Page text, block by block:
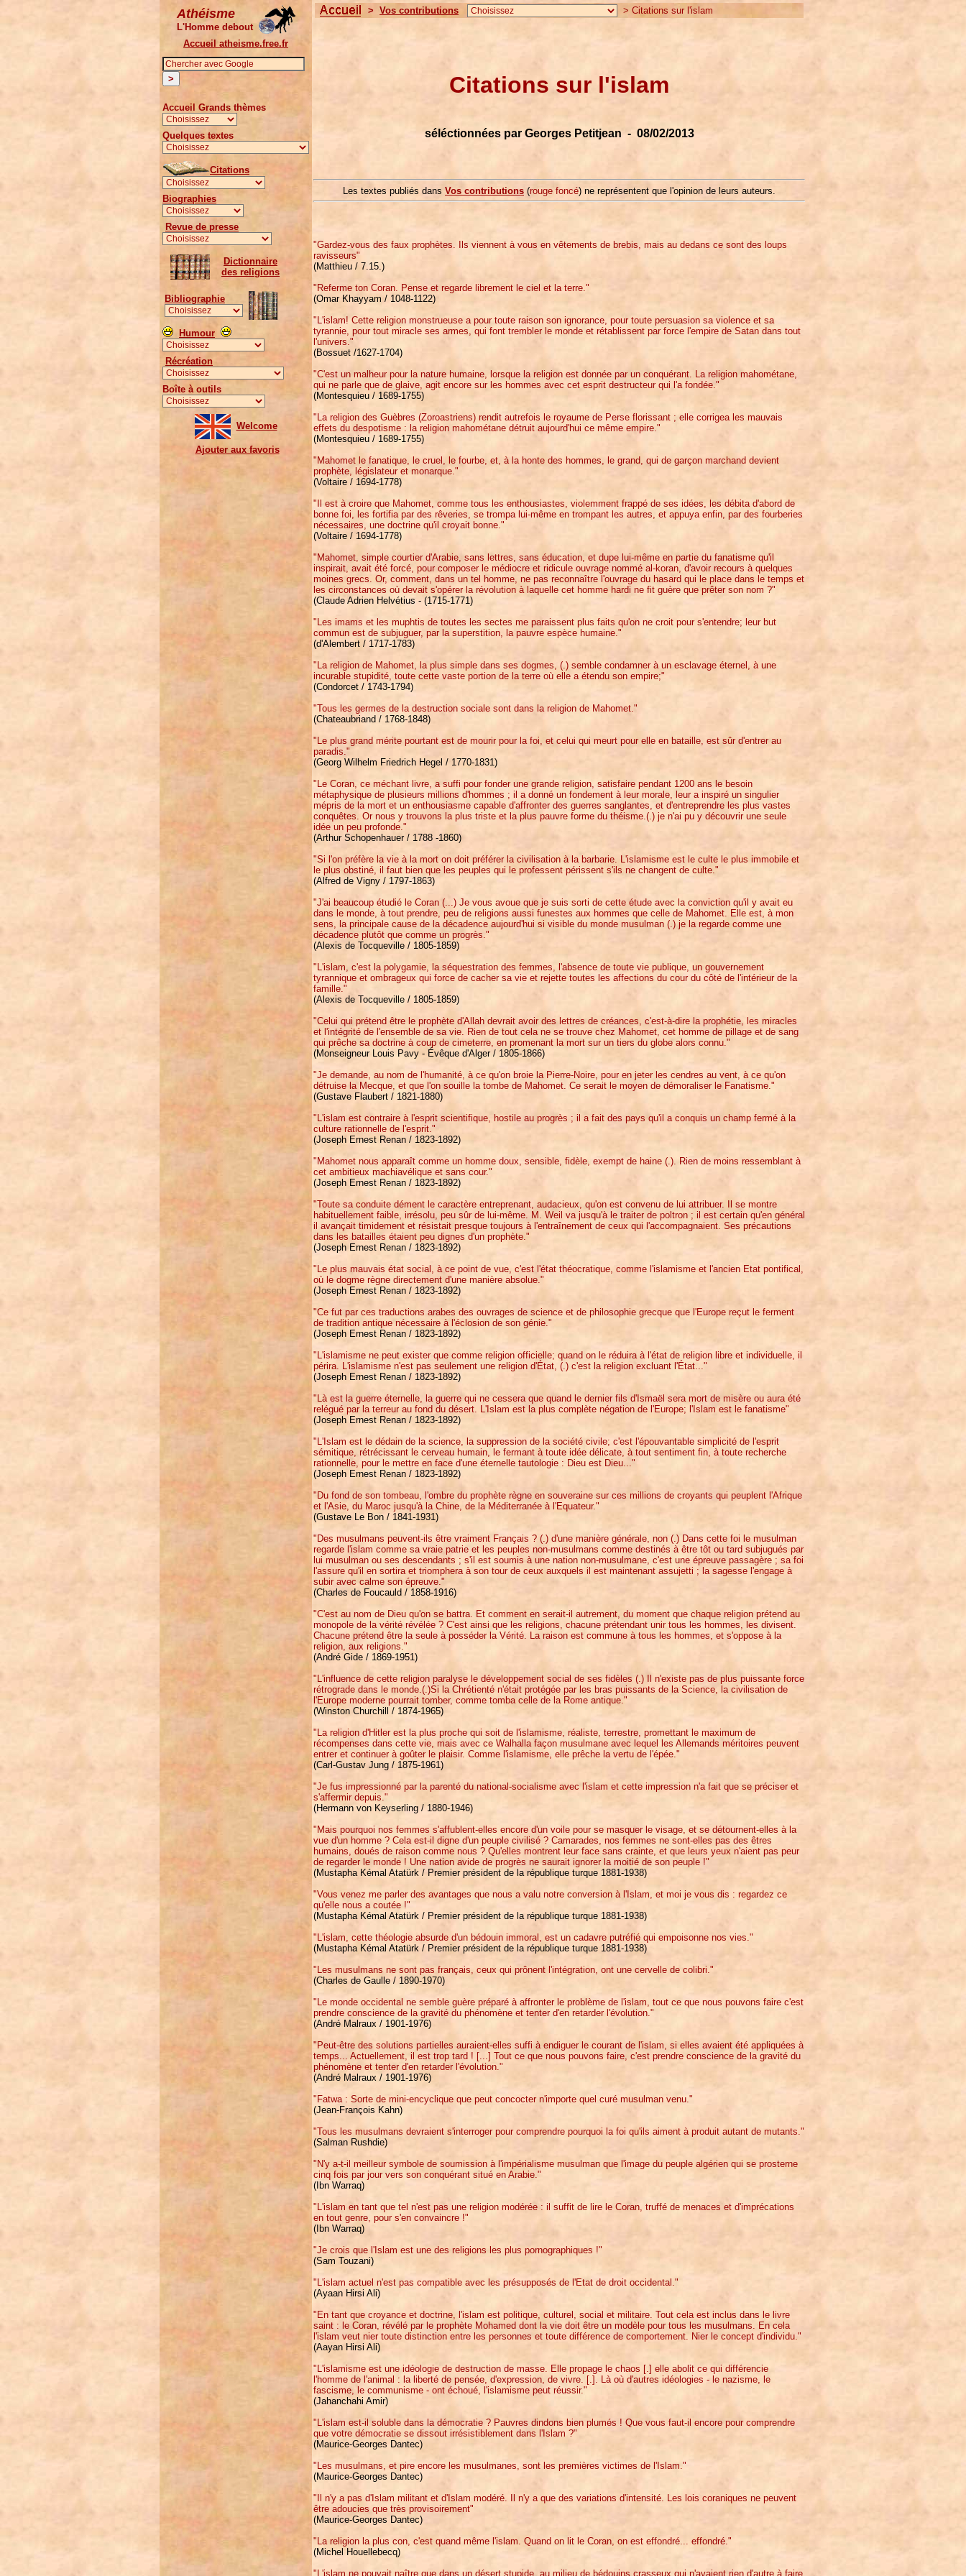
Athéisme
L'Homme debout
Accueil atheisme.free.fr
Accueil Grands thèmes
Quelques textes
Citations
Biographies
Revue de presse
Dictionnaire
des religions
Bibliographie
Humour
Récréation
Boîte à outils
Welcome
Ajouter aux favoris
> Vos contributions > Citations sur l'islam
Citations sur l'islam
séléctionnées par Georges Petitjean - 08/02/2013
Les textes publiés dans Vos contributions (rouge foncé) ne représentent que l'opinion de leurs auteurs.
"Gardez-vous des faux prophètes. Ils viennent à vous en vêtements de brebis, mais au dedans ce sont des loups
ravisseurs"
(Matthieu / 7.15.)
"Referme ton Coran. Pense et regarde librement le ciel et la terre."
(Omar Khayyam / 1048-1122)
"L'islam! Cette religion monstrueuse a pour toute raison son ignorance, pour toute persuasion sa violence et sa
tyrannie, pour tout miracle ses armes, qui font trembler le monde et rétablissent par force l'empire de Satan dans tout
l'univers."
(Bossuet /1627-1704)
"C'est un malheur pour la nature humaine, lorsque la religion est donnée par un conquérant. La religion mahométane,
qui ne parle que de glaive, agit encore sur les hommes avec cet esprit destructeur qui l'a fondée."
(Montesquieu / 1689-1755)
"La religion des Guèbres (Zoroastriens) rendit autrefois le royaume de Perse florissant ; elle corrigea les mauvais
effets du despotisme : la religion mahométane détruit aujourd'hui ce même empire."
(Montesquieu / 1689-1755)
"Mahomet le fanatique, le cruel, le fourbe, et, à la honte des hommes, le grand, qui de garçon marchand devient
prophète, législateur et monarque."
(Voltaire / 1694-1778)
"Il est à croire que Mahomet, comme tous les enthousiastes, violemment frappé de ses idées, les débita d'abord de
bonne foi, les fortifia par des rêveries, se trompa lui-même en trompant les autres, et appuya enfin, par des fourberies
nécessaires, une doctrine qu'il croyait bonne."
(Voltaire / 1694-1778)
"Mahomet, simple courtier d'Arabie, sans lettres, sans éducation, et dupe lui-même en partie du fanatisme qu'il
inspirait, avait été forcé, pour composer le médiocre et ridicule ouvrage nommé al-koran, d'avoir recours à quelques
moines grecs. Or, comment, dans un tel homme, ne pas reconnaître l'ouvrage du hasard qui le place dans le temps et
les circonstances où devait s'opérer la révolution à laquelle cet homme hardi ne fit guère que prêter son nom ?"
(Claude Adrien Helvétius - (1715-1771)
"Les imams et les muphtis de toutes les sectes me paraissent plus faits qu'on ne croit pour s'entendre; leur but
commun est de subjuguer, par la superstition, la pauvre espèce humaine."
(d'Alembert / 1717-1783)
"La religion de Mahomet, la plus simple dans ses dogmes, (.) semble condamner à un esclavage éternel, à une
incurable stupidité, toute cette vaste portion de la terre où elle a étendu son empire;"
(Condorcet / 1743-1794)
"Tous les germes de la destruction sociale sont dans la religion de Mahomet."
(Chateaubriand / 1768-1848)
"Le plus grand mérite pourtant est de mourir pour la foi, et celui qui meurt pour elle en bataille, est sûr d'entrer au
paradis."
(Georg Wilhelm Friedrich Hegel / 1770-1831)
"Le Coran, ce méchant livre, a suffi pour fonder une grande religion, satisfaire pendant 1200 ans le besoin
métaphysique de plusieurs millions d'hommes ; il a donné un fondement à leur morale, leur a inspiré un singulier
mépris de la mort et un enthousiasme capable d'affronter des guerres sanglantes, et d'entreprendre les plus vastes
conquêtes. Or nous y trouvons la plus triste et la plus pauvre forme du théisme.(.) je n'ai pu y découvrir une seule
idée un peu profonde."
(Arthur Schopenhauer / 1788 -1860)
"Si l'on préfère la vie à la mort on doit préférer la civilisation à la barbarie. L'islamisme est le culte le plus immobile et
le plus obstiné, il faut bien que les peuples qui le professent périssent s'ils ne changent de culte."
(Alfred de Vigny / 1797-1863)
"J'ai beaucoup étudié le Coran (...) Je vous avoue que je suis sorti de cette étude avec la conviction qu'il y avait eu
dans le monde, à tout prendre, peu de religions aussi funestes aux hommes que celle de Mahomet. Elle est, à mon
sens, la principale cause de la décadence aujourd'hui si visible du monde musulman (.) je la regarde comme une
décadence plutôt que comme un progrès."
(Alexis de Tocqueville / 1805-1859)
"L'islam, c'est la polygamie, la séquestration des femmes, l'absence de toute vie publique, un gouvernement
tyrannique et ombrageux qui force de cacher sa vie et rejette toutes les affections du cour du côté de l'intérieur de la
famille."
(Alexis de Tocqueville / 1805-1859)
"Celui qui prétend être le prophète d'Allah devrait avoir des lettres de créances, c'est-à-dire la prophétie, les miracles
et l'intégrité de l'ensemble de sa vie. Rien de tout cela ne se trouve chez Mahomet, cet homme de pillage et de sang
qui prêche sa doctrine à coup de cimeterre, en promenant la mort sur un tiers du globe alors connu."
(Monseigneur Louis Pavy - Évêque d'Alger / 1805-1866)
"Je demande, au nom de l'humanité, à ce qu'on broie la Pierre-Noire, pour en jeter les cendres au vent, à ce qu'on
détruise la Mecque, et que l'on souille la tombe de Mahomet. Ce serait le moyen de démoraliser le Fanatisme."
(Gustave Flaubert / 1821-1880)
"L'islam est contraire à l'esprit scientifique, hostile au progrès ; il a fait des pays qu'il a conquis un champ fermé à la
culture rationnelle de l'esprit."
(Joseph Ernest Renan / 1823-1892)
"Mahomet nous apparaît comme un homme doux, sensible, fidèle, exempt de haine (.). Rien de moins ressemblant à
cet ambitieux machiavélique et sans cour."
(Joseph Ernest Renan / 1823-1892)
"Toute sa conduite dément le caractère entreprenant, audacieux, qu'on est convenu de lui attribuer. Il se montre
habituellement faible, irrésolu, peu sûr de lui-même. M. Weil va jusqu'à le traiter de poltron ; il est certain qu'en général
il avançait timidement et résistait presque toujours à l'entraînement de ceux qui l'accompagnaient. Ses précautions
dans les batailles étaient peu dignes d'un prophète."
(Joseph Ernest Renan / 1823-1892)
"Le plus mauvais état social, à ce point de vue, c'est l'état théocratique, comme l'islamisme et l'ancien Etat pontifical,
où le dogme règne directement d'une manière absolue."
(Joseph Ernest Renan / 1823-1892)
"Ce fut par ces traductions arabes des ouvrages de science et de philosophie grecque que l'Europe reçut le ferment
de tradition antique nécessaire à l'éclosion de son génie."
(Joseph Ernest Renan / 1823-1892)
"L'islamisme ne peut exister que comme religion officielle; quand on le réduira à l'état de religion libre et individuelle, il
périra. L'islamisme n'est pas seulement une religion d'État, (.) c'est la religion excluant l'État..."
(Joseph Ernest Renan / 1823-1892)
"Là est la guerre éternelle, la guerre qui ne cessera que quand le dernier fils d'Ismaël sera mort de misère ou aura été
relégué par la terreur au fond du désert. L'Islam est la plus complète négation de l'Europe; l'Islam est le fanatisme"
(Joseph Ernest Renan / 1823-1892)
"L'Islam est le dédain de la science, la suppression de la société civile; c'est l'épouvantable simplicité de l'esprit
sémitique, rétrécissant le cerveau humain, le fermant à toute idée délicate, à tout sentiment fin, à toute recherche
rationnelle, pour le mettre en face d'une éternelle tautologie : Dieu est Dieu..."
(Joseph Ernest Renan / 1823-1892)
"Du fond de son tombeau, l'ombre du prophète règne en souveraine sur ces millions de croyants qui peuplent l'Afrique
et l'Asie, du Maroc jusqu'à la Chine, de la Méditerranée à l'Equateur."
(Gustave Le Bon / 1841-1931)
"Des musulmans peuvent-ils être vraiment Français ? (.) d'une manière générale, non (.) Dans cette foi le musulman
regarde l'islam comme sa vraie patrie et les peuples non-musulmans comme destinés à être tôt ou tard subjugués par
lui musulman ou ses descendants ; s'il est soumis à une nation non-musulmane, c'est une épreuve passagère ; sa foi
l'assure qu'il en sortira et triomphera à son tour de ceux auxquels il est maintenant assujetti ; la sagesse l'engage à
subir avec calme son épreuve."
(Charles de Foucauld / 1858-1916)
"C'est au nom de Dieu qu'on se battra. Et comment en serait-il autrement, du moment que chaque religion prétend au
monopole de la vérité révélée ? C'est ainsi que les religions, chacune prétendant unir tous les hommes, les divisent.
Chacune prétend être la seule à posséder la Vérité. La raison est commune à tous les hommes, et s'oppose à la
religion, aux religions."
(André Gide / 1869-1951)
"L'influence de cette religion paralyse le développement social de ses fidèles (.) Il n'existe pas de plus puissante force
rétrograde dans le monde.(.)Si la Chrétienté n'était protégée par les bras puissants de la Science, la civilisation de
l'Europe moderne pourrait tomber, comme tomba celle de la Rome antique."
(Winston Churchill / 1874-1965)
"La religion d'Hitler est la plus proche qui soit de l'islamisme, réaliste, terrestre, promettant le maximum de
récompenses dans cette vie, mais avec ce Walhalla façon musulmane avec lequel les Allemands méritoires peuvent
entrer et continuer à goûter le plaisir. Comme l'islamisme, elle prêche la vertu de l'épée."
(Carl-Gustav Jung / 1875-1961)
"Je fus impressionné par la parenté du national-socialisme avec l'islam et cette impression n'a fait que se préciser et
s'affermir depuis."
(Hermann von Keyserling / 1880-1946)
"Mais pourquoi nos femmes s'affublent-elles encore d'un voile pour se masquer le visage, et se détournent-elles à la
vue d'un homme ? Cela est-il digne d'un peuple civilisé ? Camarades, nos femmes ne sont-elles pas des êtres
humains, doués de raison comme nous ? Qu'elles montrent leur face sans crainte, et que leurs yeux n'aient pas peur
de regarder le monde ! Une nation avide de progrès ne saurait ignorer la moitié de son peuple !"
(Mustapha Kémal Atatürk / Premier président de la république turque 1881-1938)
"Vous venez me parler des avantages que nous a valu notre conversion à l'Islam, et moi je vous dis : regardez ce
qu'elle nous a coutée !"
(Mustapha Kémal Atatürk / Premier président de la république turque 1881-1938)
"L'islam, cette théologie absurde d'un bédouin immoral, est un cadavre putréfié qui empoisonne nos vies."
(Mustapha Kémal Atatürk / Premier président de la république turque 1881-1938)
"Les musulmans ne sont pas français, ceux qui prônent l'intégration, ont une cervelle de colibri."
(Charles de Gaulle / 1890-1970)
"Le monde occidental ne semble guère préparé à affronter le problème de l'islam, tout ce que nous pouvons faire c'est
prendre conscience de la gravité du phénomène et tenter d'en retarder l'évolution."
(André Malraux / 1901-1976)
"Peut-être des solutions partielles auraient-elles suffi à endiguer le courant de l'islam, si elles avaient été appliquées à
temps... Actuellement, il est trop tard ! [...] Tout ce que nous pouvons faire, c'est prendre conscience de la gravité du
phénomène et tenter d'en retarder l'évolution."
(André Malraux / 1901-1976)
"Fatwa : Sorte de mini-encyclique que peut concocter n'importe quel curé musulman venu."
(Jean-François Kahn)
"Tous les musulmans devraient s'interroger pour comprendre pourquoi la foi qu'ils aiment à produit autant de mutants."
(Salman Rushdie)
"N'y a-t-il meilleur symbole de soumission à l'impérialisme musulman que l'image du peuple algérien qui se prosterne
cinq fois par jour vers son conquérant situé en Arabie."
(Ibn Warraq)
"L'islam en tant que tel n'est pas une religion modérée : il suffit de lire le Coran, truffé de menaces et d'imprécations
en tout genre, pour s'en convaincre !"
(Ibn Warraq)
"Je crois que l'Islam est une des religions les plus pornographiques !"
(Sam Touzani)
"L'islam actuel n'est pas compatible avec les présupposés de l'Etat de droit occidental."
(Ayaan Hirsi Ali)
"En tant que croyance et doctrine, l'islam est politique, culturel, social et militaire. Tout cela est inclus dans le livre
saint : le Coran, révélé par le prophète Mohamed dont la vie doit être un modèle pour tous les musulmans. En cela
l'islam veut nier toute distinction entre les personnes et toute différence de comportement. Nier le concept d'individu."
(Aayan Hirsi Ali)
"L'islamisme est une idéologie de destruction de masse. Elle propage le chaos [.] elle abolit ce qui différencie
l'homme de l'animal : la liberté de pensée, d'expression, de vivre. [.]. Là où d'autres idéologies - le nazisme, le
fascisme, le communisme - ont échoué, l'islamisme peut réussir."
(Jahanchahi Amir)
"L'islam est-il soluble dans la démocratie ? Pauvres dindons bien plumés ! Que vous faut-il encore pour comprendre
que votre démocratie se dissout irrésistiblement dans l'Islam ?"
(Maurice-Georges Dantec)
"Les musulmans, et pire encore les musulmanes, sont les premières victimes de l'Islam."
(Maurice-Georges Dantec)
"Il n'y a pas d'Islam militant et d'Islam modéré. Il n'y a que des variations d'intensité. Les lois coraniques ne peuvent
être adoucies que très provisoirement"
(Maurice-Georges Dantec)
"La religion la plus con, c'est quand même l'islam. Quand on lit le Coran, on est effondré... effondré."
(Michel Houellebecq)
"L'islam ne pouvait naître que dans un désert stupide, au milieu de bédouins crasseux qui n'avaient rien d'autre à faire